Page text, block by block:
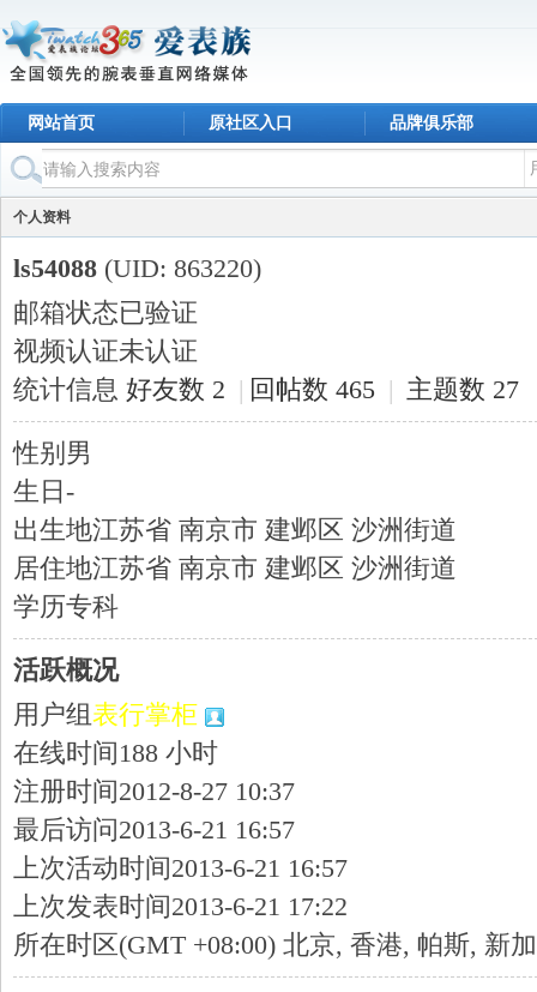
网站首页 原社区入口 品牌俱乐部
个人资料
ls54088 (UID: 863220)
邮箱状态已验证
视频认证未认证
统计信息 好友数 2 | 回帖数 465 | 主题数 27
性别 男
生日 -
出生地江苏省 南京市 建邺区 沙洲街道
居住地江苏省 南京市 建邺区 沙洲街道
学历专科
活跃概况
用户组 表行掌柜
在线时间 188 小时
注册时间2012-8-27 10:37
最后访问2013-6-21 16:57
上次活动时间2013-6-21 16:57
上次发表时间2013-6-21 17:22
所在时区(GMT +08:00) 北京, 香港, 帕斯, 新